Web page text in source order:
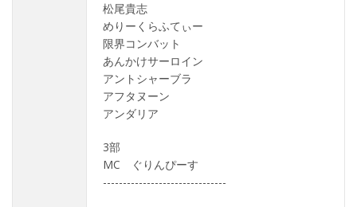
松尾貴志
めりーくらふてぃー
限界コンバット
あんかけサーロイン
アントシャーブラ
アフタヌーン
アンダリア
3部
MC ぐりんぴーす
-------------------------------